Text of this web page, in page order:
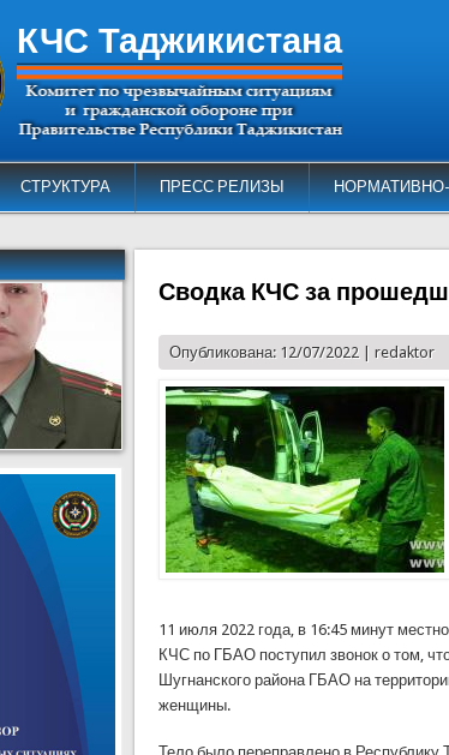
КЧС Таджикистана
СТРУКТУРА ПРЕСС РЕЛИЗЫ
Сводка КЧС за
Опубликована: 12/07/2022 |redaktor
11 июля 2022 года, в 16:45 минут
КЧС по ГБАО поступил звонок о том,
Шугнанского района ГБАО на
женщины.